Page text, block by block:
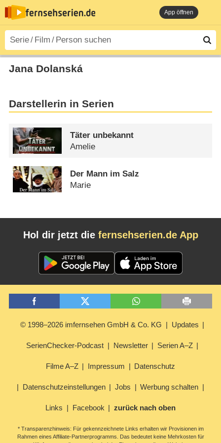
App öffnen
Jana Dolanská
Darstellerin in Serien
Täter unbekannt
Amelie
Der Mann im Salz
Marie
Hol dir jetzt die fernsehserien.de App
© 1998–2026 imfernsehen GmbH & Co. KG Updates
SerienChecker-Podcast Newsletter Serien A–Z
Filme A–Z Impressum Datenschutz
Datenschutzeinstellungen Jobs Werbung schalten
Links Facebook zurück nach oben
* Transparenzhinweis: Für gekennzeichnete Links erhalten wir Provisionen im
Rahmen eines Affiliate-Partnerprogramms. Das bedeutet keine Mehrkosten für